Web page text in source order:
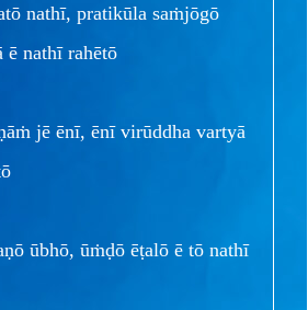
nathī, pratikūla saṁjōgō
ē nathī rahētō
jē ēnī, ēnī virūddha vartyā
ūbhō, ūṁḍō ēṭalō ē tō nathī